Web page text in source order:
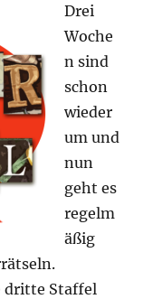
Drei
Woche
n sind
schon
wieder
um und
nun
geht es
regelm
äßig
dritte Staffel